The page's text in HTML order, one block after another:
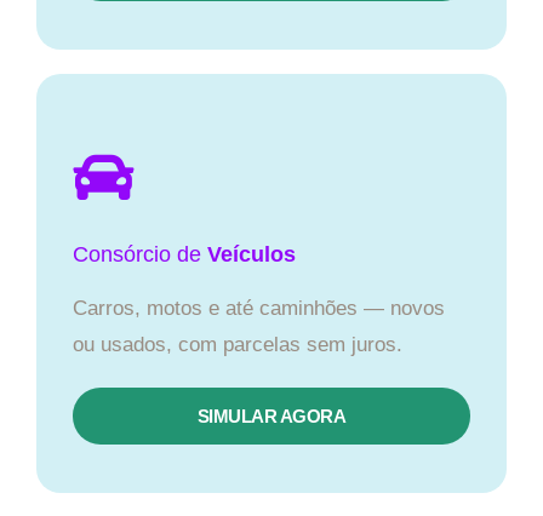
Consórcio de Veículos
Carros, motos e até caminhões — novos
ou usados, com parcelas sem juros.
SIMULAR AGORA